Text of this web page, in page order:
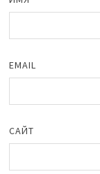
EMAIL
САЙТ